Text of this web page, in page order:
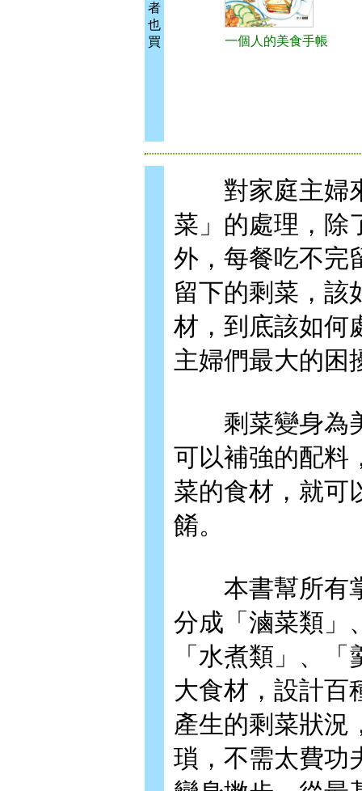
者
也
買
一個人的美食手帳
對家庭主婦來
菜」的處理，除
外，每餐吃不完
留下的剩菜，該
材，到底該如何
主婦們最大的困
剩菜變身為美
可以補強的配料
菜的食材，就可
餚。
本書幫所有掌
分成「滷菜類」
「水煮類」、
大食材，設計百
產生的剩菜狀況
瑣，不需太費功